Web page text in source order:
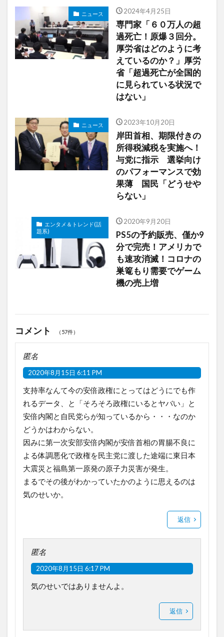
ニュース 2024年4月25日
専門家「６０万人の超
過死亡！原爆３回分。
厚労省はどのように考
えているのか？」厚労
省「超過死亡が全国的
に見られている状況で
はない」
ニュース 2023年10月20日
岸田首相、期限付きの
所得税減税を実施へ！
与党に指示 選挙向け
のパフォーマンスで効
果薄 国民「どうせや
らない」
エンタメ＆トレンド(話
題系)
2020年9月20日
PS5の予約販売、僅か9
分で完売！アメリカで
も速攻消滅！コロナの
巣篭もり需要でゲーム
機の売上増
コメント （57件）
匿名
2020年8月15日 6:11 PM
支持率なんて今の安倍政権にとってはどうにでも作
れるデータ、と「そろそろ政権にいるとヤバい」と
安倍内閣と自民党らが知っているから・・・なのか
どうかはわからない。
因みに第一次安部安倍内閣が安倍首相の胃腸不良に
よる体調悪化で政権を民主党に渡した途端に東日本
大震災と福島第一原発の原子力災害が発生。
まるでその後がわかっていたかのように思えるのは
気のせいか。
返信
匿名
2020年8月15日 6:17 PM
気のせいではありませんよ。
返信